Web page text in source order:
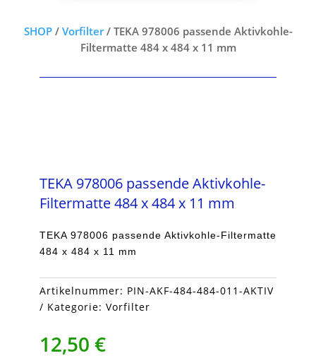
SHOP/ Vorfilter/ TEKA 978006 passende Aktivkohle-
Filtermatte 484 x 484 x 11 mm
TEKA 978006 passende Aktivkohle-
Filtermatte 484 x 484 x 11 mm
TEKA 978006 passende Aktivkohle-Filtermatte
484 x 484 x 11 mm
Artikelnummer: PIN-AKF-484-484-011-AKTIV
Kategorie: Vorfilter
12,50 €